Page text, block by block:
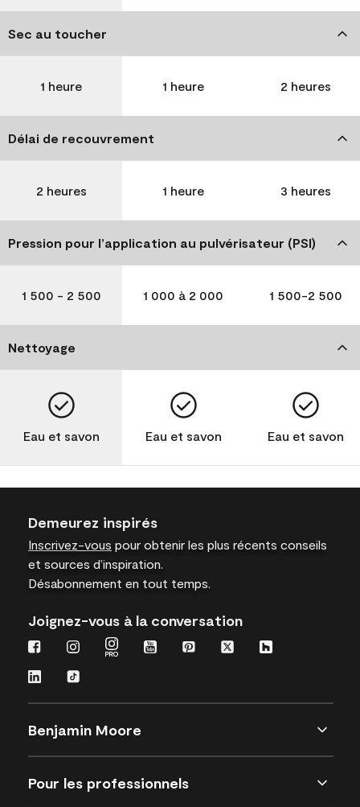
Sec au toucher
1 heure 1 heure 2 heures
Délai de recouvrement
2 heures 1 heure 3 heures
Pression pour l’application au pulvérisateur (PSI)
1 500 - 2 500 1 000 à 2 000 1 500-2 500
Nettoyage
Eau et savon Eau et savon Eau et savon
Demeurez inspirés
Inscrivez-vous pour obtenir les plus récents conseils
et sources d’inspiration.
Désabonnement en tout temps.
Joignez-vous à la conversation
Benjamin Moore
Pour les professionnels